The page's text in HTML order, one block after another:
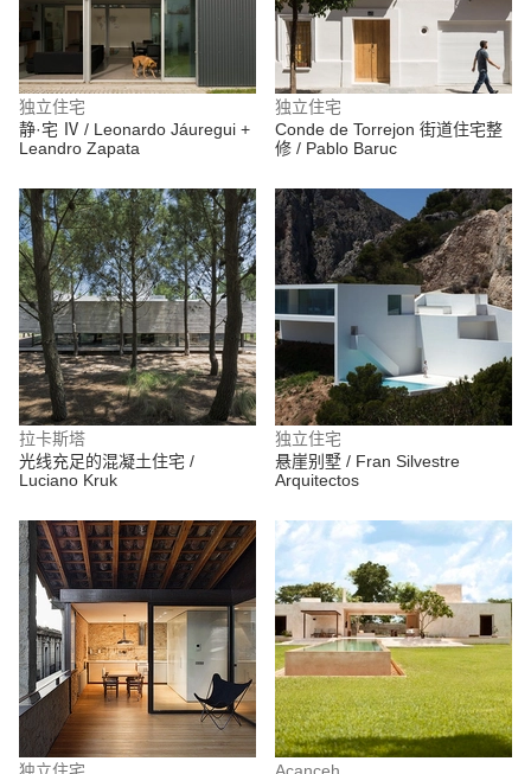
独立住宅
静·宅 Ⅳ / Leonardo Jáuregui +
Leandro Zapata
独立住宅
Conde de Torrejon 街道住宅整
修 / Pablo Baruc
拉卡斯塔
光线充足的混凝土住宅 /
Luciano Kruk
独立住宅
悬崖别墅 / Fran Silvestre
Arquitectos